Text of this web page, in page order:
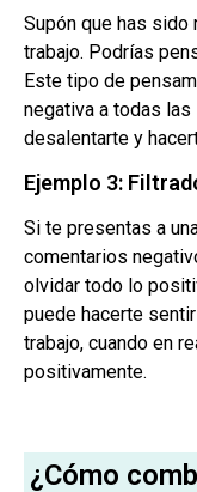
Supón que has
trabajo. Podrías
Este tipo de
negativa a todas
desalentarte y
Ejemplo 3:
Si te presentas a
comentarios
olvidar todo lo
puede hacerte
trabajo, cuando en
positivamente.
¿Cómo